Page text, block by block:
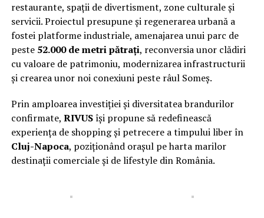
restaurante, spații de divertisment, zone culturale și
servicii. Proiectul presupune și regenerarea urbană a
fostei platforme industriale, amenajarea unui parc de
peste 52.000 de metri pătrați, reconversia unor clădiri
cu valoare de patrimoniu, modernizarea infrastructurii
și crearea unor noi conexiuni peste râul Someș.
Prin amploarea investiției și diversitatea brandurilor
confirmate, RIVUSîși propune să redefinească
experiența de shopping și petrecere a timpului liber în
Cluj-Napoca, poziționând orașul pe harta marilor
destinații comerciale și de lifestyle din România.